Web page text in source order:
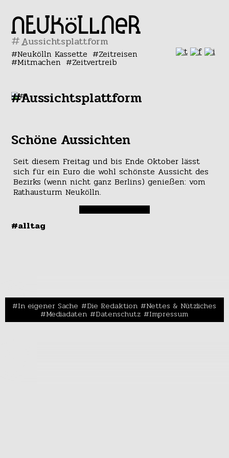
#
Neukölln Kassette Zeitreisen
Mitmachen Zeitvertreib
#Aussichtsplattform
Schöne Aussichten
Seit diesem Freitag und bis Ende Oktober lässt
sich für ein Euro die wohl schönste Aussicht des
Bezirks (wenn nicht ganz Berlins) genießen: vom
Rathausturm Neukölln.
#alltag
In eigener Sache Die Redaktion Nettes & Nützliches
Mediadaten Datenschutz Impressum